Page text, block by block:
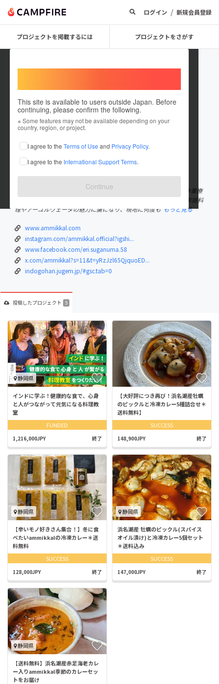
ログイン / 新規会員登録
プロジェクトを掲載するには プロジェクトをさがす
This site is available to users outside Japan. Before
continuing, please confirm the following.
※ Some features may not be available depending on your
country, region, or project.
I agree to the Terms of Use and Privacy Policy.
I agree to the International Support Terms.
Continue
ammikkal
これまでに2回支援して5件のプロジェクトを投稿しています
在住国：日本 現在地：静岡県
出身国：日本 出身地：未設定
店主菅沼映里は、精神科病院やクリニックで地域生活支援を行う作業療
法の仕事に長年従事しながら、20代に海外旅行で出会ったインド家庭料
理やアーユルヴェーダの魅力に虜になり、現地に何度も もっと見る
www.ammikkal.com
instagram.com/ammikkal.official?igshi...
www.facebook.com/eri.suganuma.58
x.com/ammikkal?s=11&t=yRzJzl65QjquoED...
indogohan.jugem.jp/#gsc.tab=0
投稿したプロジェクト 5
静岡県
インドに学ぶ！健康的な食で、心身
と人がつながって元気になる料理教
室
FUNDED
1,216,000JPY 終了
【大好評につき再び！浜名湖産牡蠣
のピックルと冷凍カレー5種詰合せ＊
送料無料】
SUCCESS
148,900JPY 終了
静岡県
【辛いモノ好きさん集合！】冬に食
べたいammikkalの冷凍カレー＊送
料無料
SUCCESS
128,000JPY 終了
静岡県
浜名湖産 牡蠣のピックル(スパイス
オイル漬け)と冷凍カレー5個セット
＊送料込み
SUCCESS
147,000JPY 終了
静岡県
【送料無料】浜名湖産赤足海老カレ
ー入りammikkal季節のカレーセッ
トをお届け